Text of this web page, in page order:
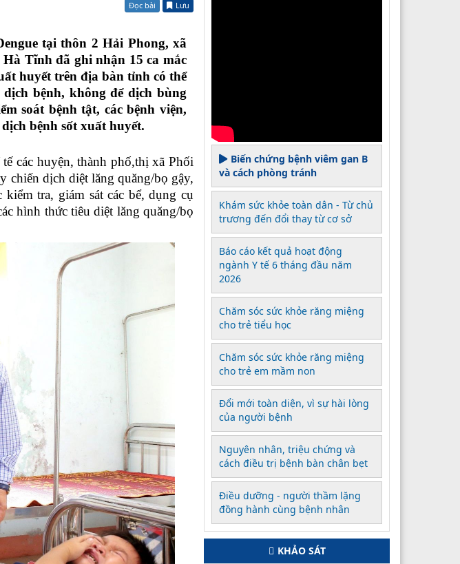
Đọc bài Lưu
tại thôn 2 Hải Phong, xã
Tĩnh đã ghi nhận 15 ca mắc
huyết trên địa bàn tỉnh có thể
bệnh, không để dịch bùng
soát bệnh tật, các bệnh viện,
bệnh sốt xuất huyết.
các huyện, thành phố,thị xã Phối
chiến dịch diệt lăng quăng/bọ gậy,
tra, giám sát các bể, dụng cụ
hình thức tiêu diệt lăng quăng/bọ
Biến chứng bệnh viêm gan B
và cách phòng tránh
Khám sức khỏe toàn dân - Từ chủ
trương đến đổi thay từ cơ sở
Báo cáo kết quả hoạt động
ngành Y tế 6 tháng đầu năm
2026
Chăm sóc sức khỏe răng miệng
cho trẻ tiểu học
Chăm sóc sức khỏe răng miệng
cho trẻ em mầm non
Đổi mới toàn diện, vì sự hài lòng
của người bệnh
Nguyên nhân, triệu chứng và
cách điều trị bệnh bàn chân bẹt
Điều dưỡng - người thầm lặng
đồng hành cùng bệnh nhân
KHẢO SÁT